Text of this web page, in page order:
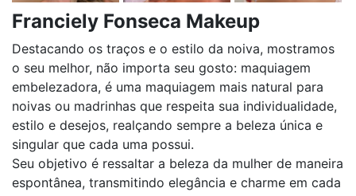
Franciely Fonseca Makeup
Destacando os traços e o estilo da noiva, mostramos
o seu melhor, não importa seu gosto: maquiagem
embelezadora, é uma maquiagem mais natural para
noivas ou madrinhas que respeita sua individualidade,
estilo e desejos, realçando sempre a beleza única e
singular que cada uma possui.
Seu objetivo é ressaltar a beleza da mulher de maneira
espontânea, transmitindo elegância e charme em cada